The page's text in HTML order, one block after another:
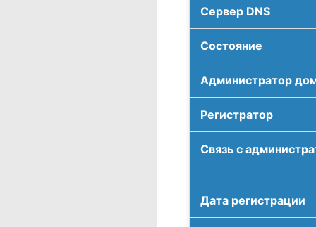
Сервер DNS
Соcтояние
Администратор
Регистратор
Связь с
Дата регистрации